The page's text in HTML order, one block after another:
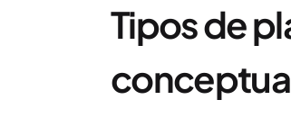
Tipos de